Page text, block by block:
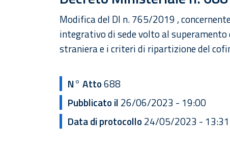
Modifica del DI n. 765/2019 ,
integrativo di sede volto al
straniera e i criteri di ripartizione del
N° Atto688
Pubblicato il 26/06/2023 - 19:00
Data di protocollo 24/05/2023 - 13:31